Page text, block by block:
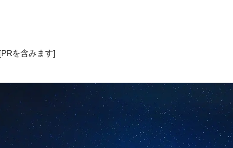
[PRを含みます]